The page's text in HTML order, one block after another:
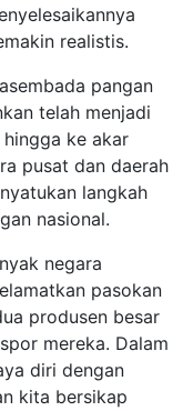
realistis.
pangan
telah menjadi
ke akar
pusat dan daerah
langkah
nasional.
negara
pasokan
produsen besar
mereka. Dalam
diri dengan
kita bersikap